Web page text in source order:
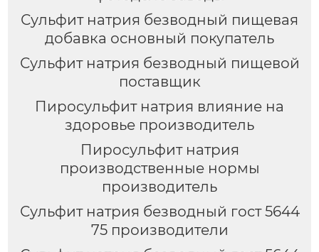
Сульфит натрия безводный пищевая
добавка основный покупатель
Сульфит натрия безводный пищевой
поставщик
Пиросульфит натрия влияние на
здоровье производитель
Пиросульфит натрия
производственные нормы
производитель
Сульфит натрия безводный гост 5644
75 производители